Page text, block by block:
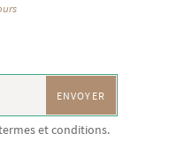
et conditions.